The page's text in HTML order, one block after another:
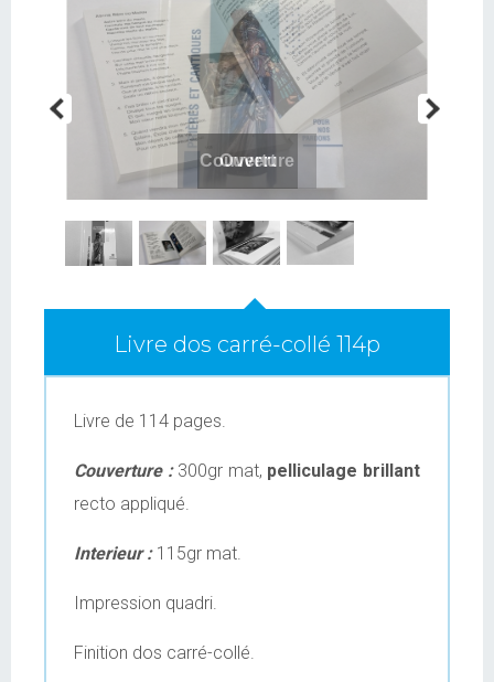
Couverture
Ouvert
Livre dos carré-collé 114p
Livre de 114 pages.
Couverture :300gr mat, pelliculage brillant
recto appliqué.
Interieur :115gr mat.
Impression quadri.
Finition dos carré-collé.